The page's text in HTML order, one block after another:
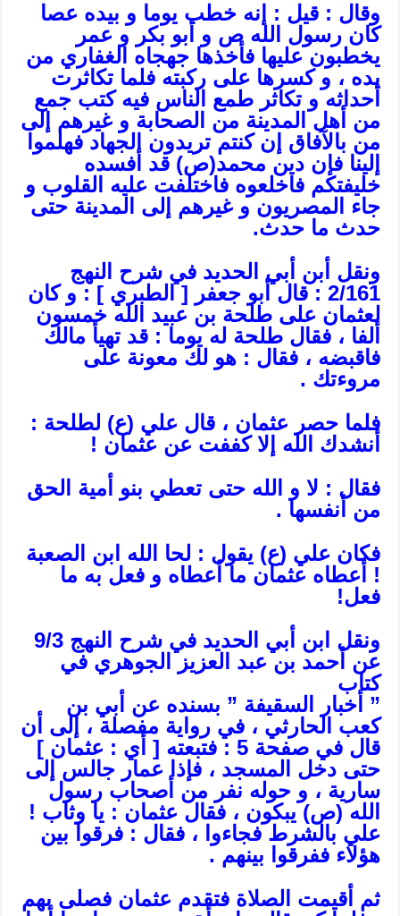
وقال : قيل : إنه خطب يوما و بيده عصا
كان رسول الله ص و أبو بكر و عمر
يخطبون عليها فأخذها جهجاه الغفاري من
يده ، و كسرها على ركبته فلما تكاثرت
أحداثه و تكاثر طمع الناس فيه كتب جمع
من أهل المدينة من الصحابة و غيرهم إلى
من بالآفاق إن كنتم تريدون الجهاد فهلموا
إلينا فإن دين محمد(ص) قد أفسده
خليفتكم فاخلعوه فاختلفت عليه القلوب و
جاء المصريون و غيرهم إلى المدينة حتى
حدث ما حدث.
ونقل أبن أبي الحديد في شرح النهج
2/161 : قال أبو جعفر [ الطبري ] : و كان
لعثمان على طلحة بن عبيد الله خمسون
ألفا ، فقال طلحة له يوما : قد تهيأ مالك
فاقبضه ، فقال : هو لك معونة على
مروءتك .
فلما حصر عثمان ، قال علي (ع) لطلحة :
أنشدك الله إلا كففت عن عثمان !
فقال : لا و الله حتى تعطي بنو أمية الحق
من أنفسها .
فكان علي (ع) يقول : لحا الله ابن الصعبة
! أعطاه عثمان ما أعطاه و فعل به ما
فعل!
ونقل ابن أبي الحديد في شرح النهج 9/3
عن أحمد بن عبد العزيز الجوهري في
كتاب
” أخبار السقيفة ” بسنده عن أبي بن
كعب الحارثي ، في رواية مفصلة ، إلى أن
قال في صفحة 5 : فتبعته [ أي : عثمان ]
حتى دخل المسجد ، فإذا عمار جالس إلى
سارية ، و حوله نفر من أصحاب رسول
الله (ص) يبكون ، فقال عثمان : يا وثاب !
علي بالشرط فجاءوا ، فقال : فرقوا بين
هؤلاء ففرقوا بينهم .
ثم أقيمت الصلاة فتقدم عثمان فصلى بهم